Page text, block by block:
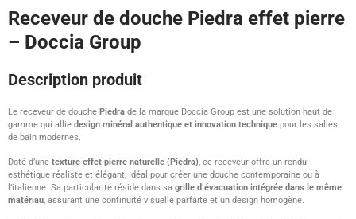
Receveur de douche Piedra effet pierre
– Doccia Group
Description produit
Le receveur de douche Piedra de la marque Doccia Group est une solution haut de
gamme qui allie design minéral authentique et innovation technique pour les salles
de bain modernes.
Doté d’une texture effet pierre naturelle (Piedra), ce receveur offre un rendu
esthétique réaliste et élégant, idéal pour créer une douche contemporaine ou à
l’italienne. Sa particularité réside dans sa grille d’évacuation intégrée dans le même
matériau, assurant une continuité visuelle parfaite et un design homogène.